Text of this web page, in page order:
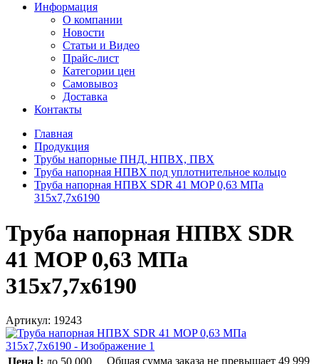
Информация
О компании
Новости
Статьи и Видео
Прайс-лист
Категории цен
Самовывоз
Доставка
Контакты
Главная
Продукция
Трубы напорные ПНД, НПВХ, ПВХ
Труба напорная НПВХ под уплотнительное кольцо
Труба напорная НПВХ SDR 41 MOP 0,63 МПа
315x7,7x6190
Труба напорная НПВХ SDR
41 MOP 0,63 МПа
315x7,7x6190
Артикул: 19243
Общая сумма заказа не превышает 49 999